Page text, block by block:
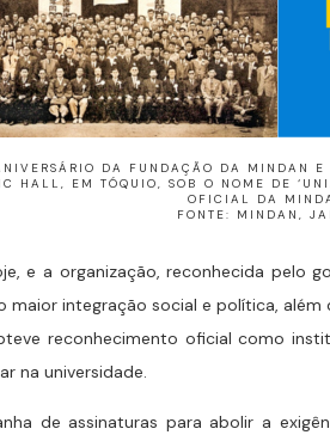
DA FUNDAÇÃO DA MINDAN
HALL, EM TÓQUIO, SOB O NOME DE
OFICIAL DA
FONTE: MINDAN,
e a organização, reconhecida pelo
integração social e política,
reconhecimento oficial como
na universidade.
de assinaturas para abolir a